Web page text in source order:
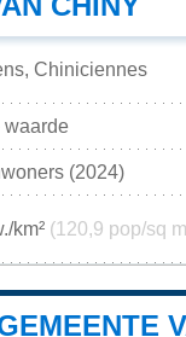
Chiniciennes
waarde
(2024)
km² (120,9 pop/sq